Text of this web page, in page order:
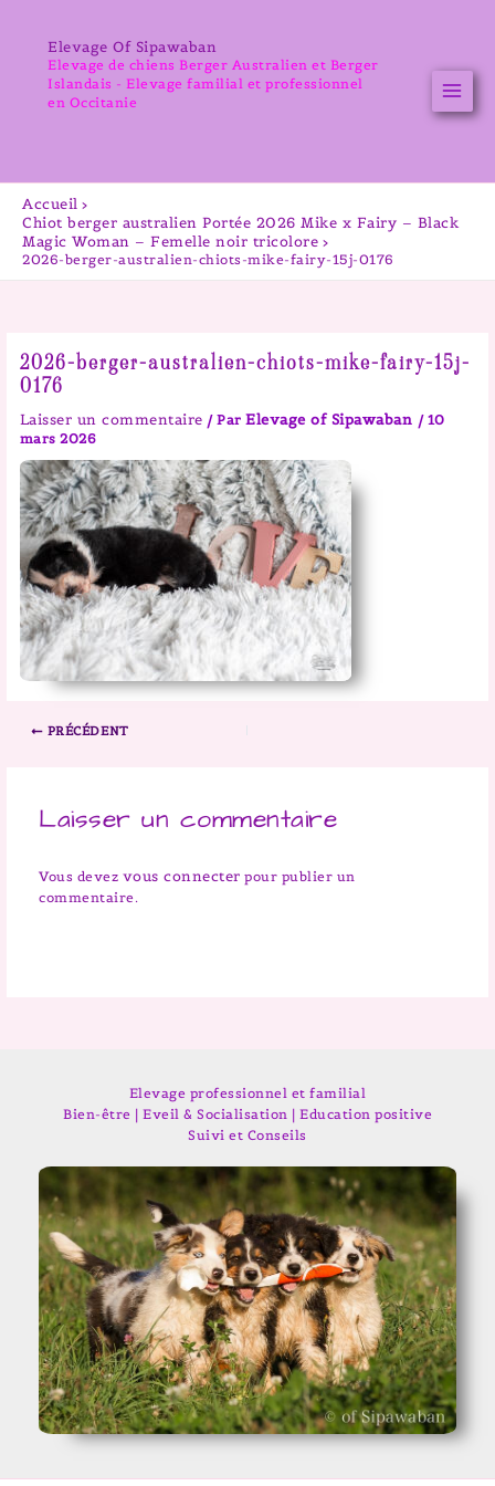
contenuElevage Of Sipawaban
Elevage de chiens Berger Australien et Berger
Islandais - Elevage familial et professionnel
en Occitanie
Accueil
Chiot berger australien Portée 2026 Mike x Fairy – Black
Magic Woman – Femelle noir tricolore
2026-berger-australien-chiots-mike-fairy-15j-0176
2026-berger-australien-chiots-mike-fairy-15j-
0176
Laisser un commentaire / ParElevage of Sipawaban / 10
mars 2026
PRÉCÉDENT
Laisser un commentaire
Vous devez vous connecter pour publier un
commentaire.
Elevage professionnel et familial
Bien-être | Eveil & Socialisation | Education positive
Suivi et Conseils